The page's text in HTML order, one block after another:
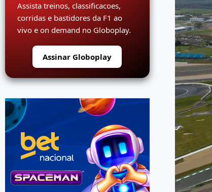
Assista treinos, classificacoes,
corridas e bastidores da F1 ao
vivo e on demand no Globoplay.
Assinar Globoplay